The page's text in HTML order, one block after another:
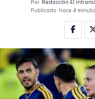
Por Redacción El
Publicado hace 4